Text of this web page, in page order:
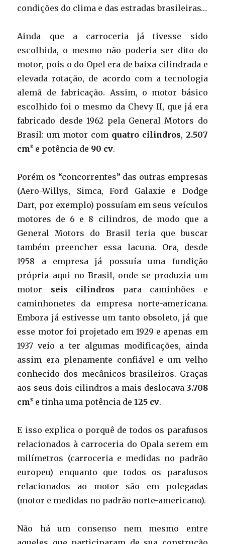
condições do clima e das estradas brasileiras…
Ainda que a carroceria já tivesse sido
escolhida, o mesmo não poderia ser dito do
motor, pois o do Opel era de baixa cilindrada e
elevada rotação, de acordo com a tecnologia
alemã de fabricação. Assim, o motor básico
escolhido foi o mesmo da Chevy II, que já era
fabricado desde 1962 pela General Motors do
Brasil: um motor com quatro cilindros, 2.507
cm³ e potência de 90 cv.
Porém os “concorrentes” das outras empresas
(Aero-Willys, Simca, Ford Galaxie e Dodge
Dart, por exemplo) possuíam em seus veículos
motores de 6 e 8 cilindros, de modo que a
General Motors do Brasil teria que buscar
também preencher essa lacuna. Ora, desde
1958 a empresa já possuía uma fundição
própria aqui no Brasil, onde se produzia um
motor seis cilindros para caminhões e
caminhonetes da empresa norte-americana.
Embora já estivesse um tanto obsoleto, já que
esse motor foi projetado em 1929 e apenas em
1937 veio a ter algumas modificações, ainda
assim era plenamente confiável e um velho
conhecido dos mecânicos brasileiros. Graças
aos seus dois cilindros a mais deslocava 3.708
cm³ e tinha uma potência de125 cv.
E isso explica o porquê de todos os parafusos
relacionados à carroceria do Opala serem em
milímetros (carroceria e medidas no padrão
europeu) enquanto que todos os parafusos
relacionados ao motor são em polegadas
(motor e medidas no padrão norte-americano).
Não há um consenso nem mesmo entre